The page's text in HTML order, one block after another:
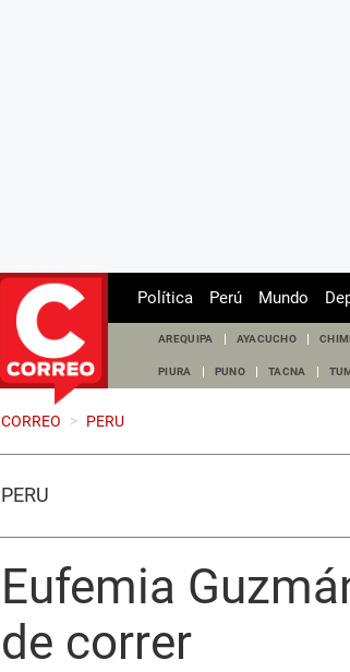
Política Perú Mundo
AREQUIPA AYACUCHO
PIURA PUNO TACNA
CORREO > PERU
PERÚ
Eufemia
de correr